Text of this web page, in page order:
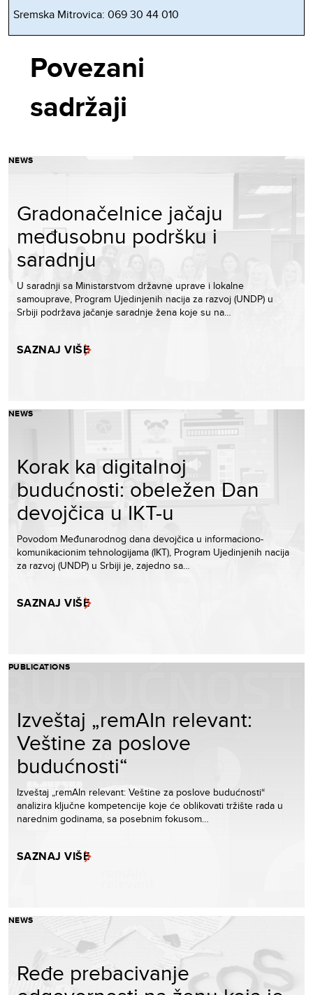
Sremska Mitrovica: 069 30 44 010
Povezani
sadržaji
NEWS
Gradonačelnice jačaju
međusobnu podršku i
saradnju
U saradnji sa Ministarstvom državne uprave i lokalne
samouprave, Program Ujedinjenih nacija za razvoj (UNDP) u
Srbiji podržava jačanje saradnje žena koje su na…
SAZNAJ VIŠE
NEWS
Korak ka digitalnoj
budućnosti: obeležen Dan
devojčica u IKT-u
Povodom Međunarodnog dana devojčica u informaciono-
komunikacionim tehnologijama (IKT), Program Ujedinjenih nacija
za razvoj (UNDP) u Srbiji je, zajedno sa…
SAZNAJ VIŠE
PUBLICATIONS
Izveštaj „remAIn relevant:
Veštine za poslove
budućnosti“
Izveštaj „remAIn relevant: Veštine za poslove budućnosti“
analizira ključne kompetencije koje će oblikovati tržište rada u
narednim godinama, sa posebnim fokusom…
SAZNAJ VIŠE
NEWS
Ređe prebacivanje